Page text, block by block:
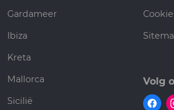
Gardameer
Ibiza
Kreta
Mallorca
Sicilië
Volg